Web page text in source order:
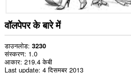
वॉलपेपर के बारे में
डाउनलोड 3230
संस्करण 1.0
आकार 219.4 केबी
Last update 4 दिसमबर 2013